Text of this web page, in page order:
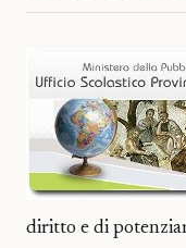
diritto e di